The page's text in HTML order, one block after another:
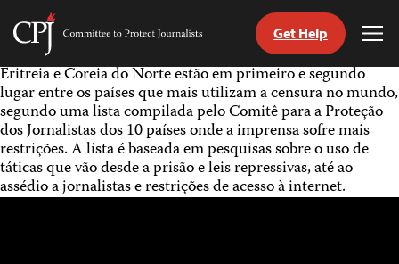
Skip
to
content
Committee
Protect
Journalists
Get Help
Eritreia e Coreia do Norte estão em primeiro e segundo
lugar entre os países que mais utilizam a censura no mundo,
segundo uma lista compilada pelo Comitê para a Proteção
dos Jornalistas dos 10 países onde a imprensa sofre mais
restrições. A lista é baseada em pesquisas sobre o uso de
táticas que vão desde a prisão e leis repressivas, até ao
assédio a jornalistas e restrições de acesso à internet.